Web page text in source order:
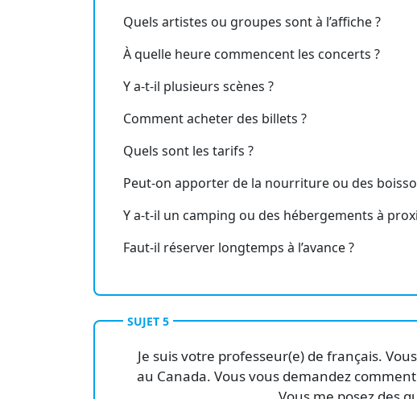
Quels artistes ou groupes sont à l’affiche ?
À quelle heure commencent les concerts ?
Y a-t-il plusieurs scènes ?
Comment acheter des billets ?
Quels sont les tarifs ?
Peut-on apporter de la nourriture ou des
Y a-t-il un camping ou des hébergements à
Faut-il réserver longtemps à l’avance ?
SUJET 5
Je suis votre professeur(e) de français.
au Canada. Vous vous demandez